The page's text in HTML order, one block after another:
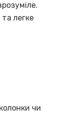
легке
чи